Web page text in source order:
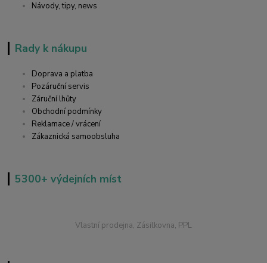
Návody, tipy, news
Rady k nákupu
Doprava a platba
Pozáruční servis
Záruční lhůty
Obchodní podmínky
Reklamace / vrácení
Zákaznická samoobsluha
5300+ výdejních míst
Vlastní prodejna, Zásilkovna, PPL